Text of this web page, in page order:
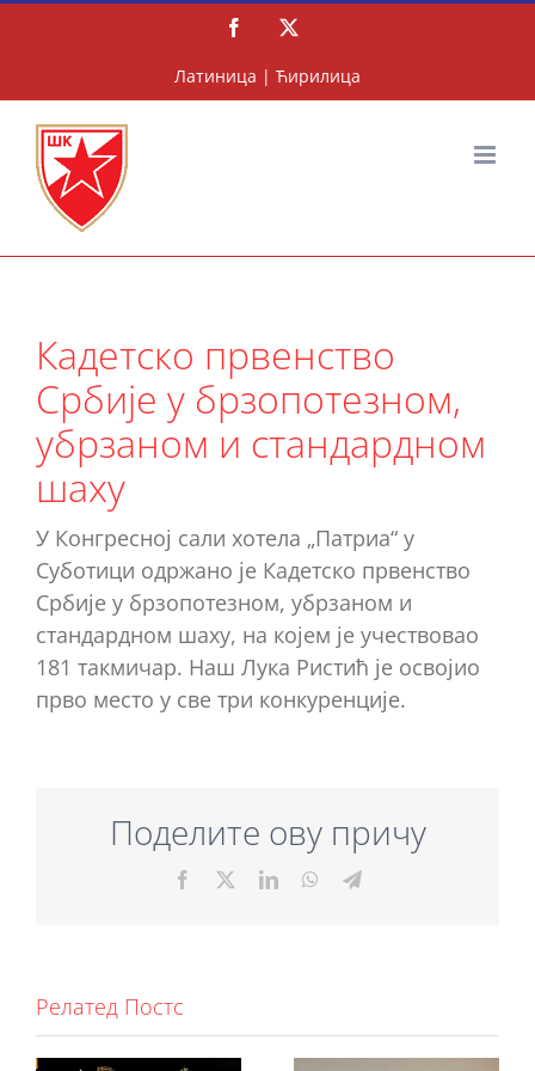
Фацебоок
Латиница | Ћирилица
Кадетско првенство
Србије у брзопотезном,
убрзаном и стандардном
шаху
У Конгресној сали хотела „Патриа“ у
Суботици одржано је Кадетско првенство
Србије у брзопотезном, убрзаном и
стандардном шаху, на којем је учествовао
181 такмичар. Наш Лука Ристић је освојио
прво место у све три конкуренције.
Поделите ову причу
Facebook LinkedInWhatsAppTelegram
Релатед Постс